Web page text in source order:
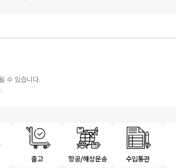
수 있습니다.
출고 항공/해상운송 수입통관